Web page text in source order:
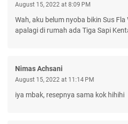
August 15, 2022 at 8:09 PM
Wah, aku belum nyoba bikin Sus
apalagi di rumah ada Tiga Sapi
Nimas Achsani
August 15, 2022 at 11:14 PM
iya mbak, resepnya sama kok hihihi